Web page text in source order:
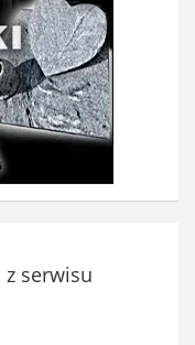
z serwisu